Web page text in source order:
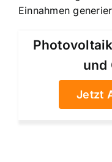
Einnahmen
und
Jetzt